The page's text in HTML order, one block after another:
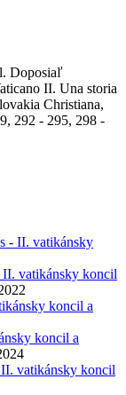
Doposiaľ
II. Una storia
Christiana,
292 - 295, 298 -
vatikánsky koncil
koncil a